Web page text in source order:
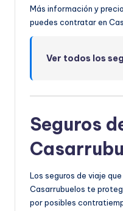
Más información y
puedes contratar en
Ver todos los
Seguros
Los seguros de viaje
Casarrubuelos te
por posibles